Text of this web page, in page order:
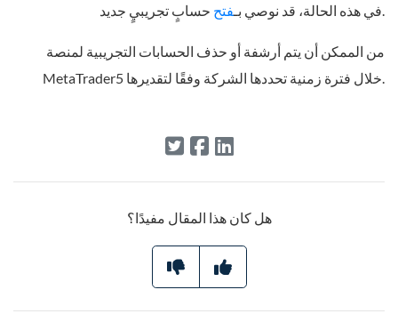
في هذه الحالة، قد نوصي بـ فتح
من الممكن أن يتم أرشفة أو حذف الحسابات التجريبية لمنصة
هل كان هذا المقال مفيدًا؟